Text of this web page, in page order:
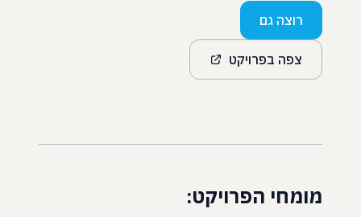
רוצה גם
צפה בפרויקט
מומחי הפרויקט: